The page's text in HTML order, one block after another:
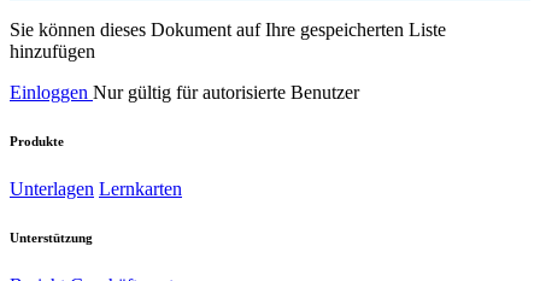
Sie können dieses Dokument auf Ihre gespeicherten Liste
hinzufügen
Einloggen Nur gültig für autorisierte Benutzer
Produkte
Unterlagen Lernkarten
Unterstützung